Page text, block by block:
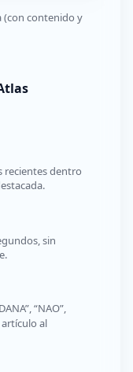
(con contenido y
recientes dentro
sin
“NAO”,
artículo al